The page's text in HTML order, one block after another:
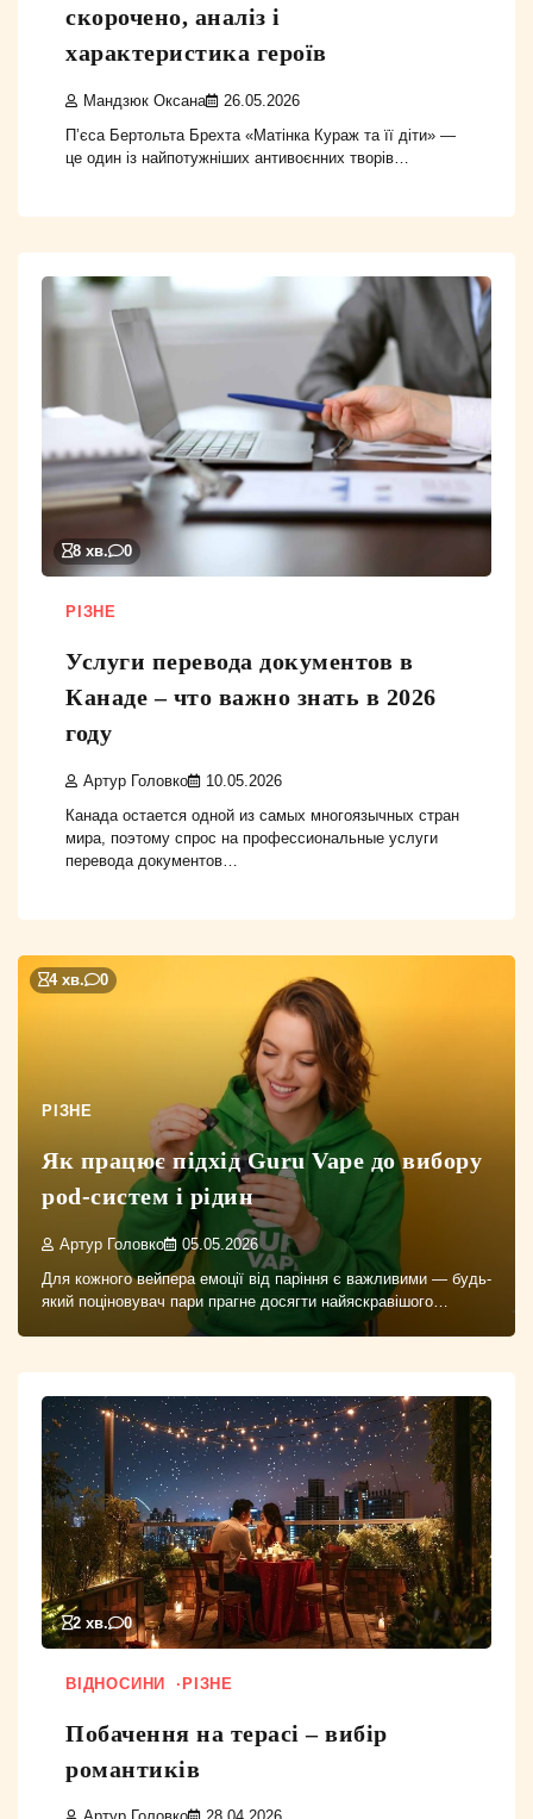
скорочено, аналіз і
характеристика героїв
Мандзюк Оксана 26.05.2026
П’єса Бертольта Брехта «Матінка Кураж та її діти» —
це один із найпотужніших антивоєнних творів…
8 хв. 0
РІЗНЕ
Услуги перевода документов в
Канаде – что важно знать в 2026
году
Артур Головко 10.05.2026
Канада остается одной из самых многоязычных стран
мира, поэтому спрос на профессиональные услуги
перевода документов…
4 хв. 0
РІЗНЕ
Як працює підхід Guru Vape до вибору
pod-систем і рідин
Артур Головко 05.05.2026
Для кожного вейпера емоції від паріння є важливими — будь-
який поціновувач пари прагне досягти найяскравішого…
2 хв. 0
ВІДНОСИНИ РІЗНЕ
Побачення на терасі – вибір
романтиків